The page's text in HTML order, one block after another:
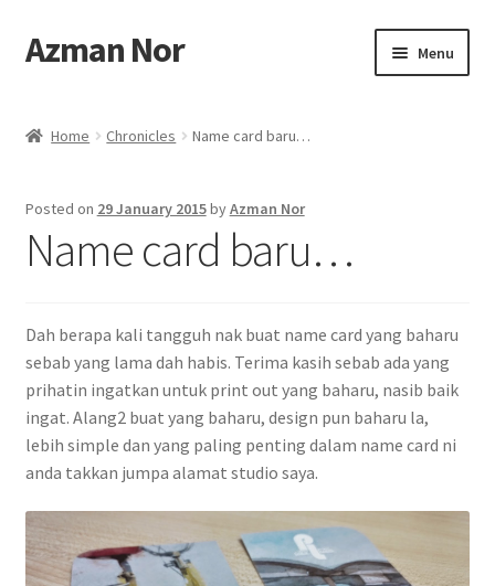
Skip
to
Skip
to
Azman Nor Menu
Art Commission
Blog
Cart
Checkout
Contact
FAQ
Home Chronicles Name card baru…
Posted on 29 January 2015byAzman Nor
Name card baru…
Dah berapa kali tangguh nak buat name card yang baharu
sebab yang lama dah habis. Terima kasih sebab ada yang
prihatin ingatkan untuk print out yang baharu, nasib baik
ingat. Alang2 buat yang baharu, design pun baharu la,
lebih simple dan yang paling penting dalam name card ni
anda takkan jumpa alamat studio saya.